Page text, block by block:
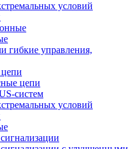
условий
гибкие управления,
цепи
систем
условий